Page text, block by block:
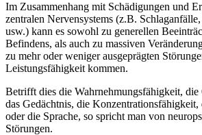
Im Zusammenhang mit Schädigungen und
zentralen Nervensystems (z.B.
usw.) kann es sowohl zu generellen
Befindens, als auch zu massiven
zu mehr oder weniger ausgeprägten
Leistungsfähigkeit kommen.
Betrifft dies die Wahrnehmungsfähigkeit,
das Gedächtnis, die Konzentrationsfähigkeit,
oder die Sprache, so spricht man von
Störungen.